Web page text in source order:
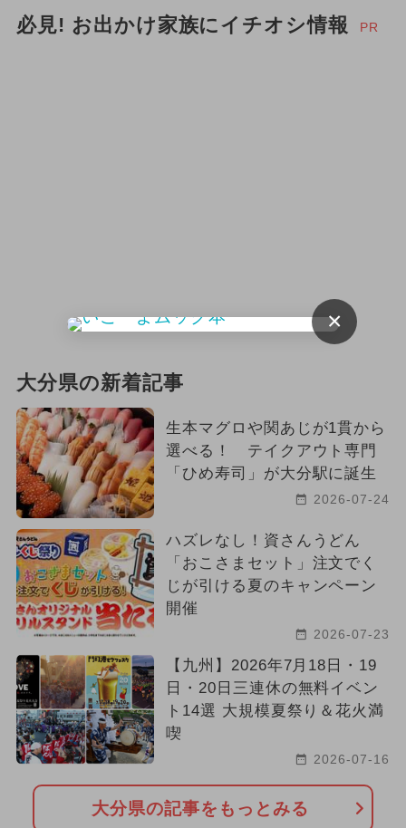
2026年9月のイベント
2026年2月のイベント
必見! お出かけ家族にイチオシ情報 PR
大分県の新着記事
生本マグロや関あじが1貫から
選べる！ テイクアウト専門
「ひめ寿司」が大分駅に誕生
2026-07-24
ハズレなし！資さんうどん
「おこさまセット」注文でく
じが引ける夏のキャンペーン
開催
2026-07-23
【九州】2026年7月18日・19
日・20日三連休の無料イベン
ト14選 大規模夏祭り＆花火満
喫
2026-07-16
大分県の記事をもっとみる
×